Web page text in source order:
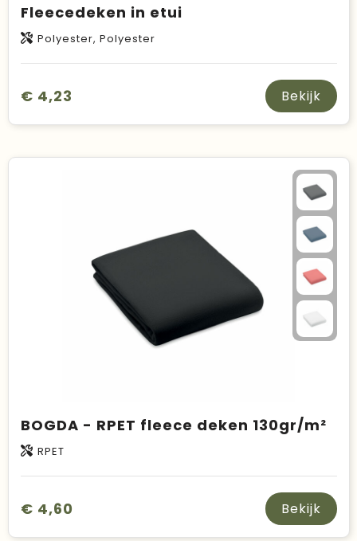
Fleecedeken in etui
Polyester, Polyester
€ 4,23 Bekijk
BOGDA - RPET fleece deken 130gr/m²
RPET
€ 4,60 Bekijk